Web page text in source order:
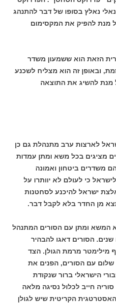
נאלץ בסופו של דבר להתנהג
מנת להפיק את המקסימום
הזאת הוא ששמעון משדר
ובאופן זה הוא מצליח לשכנע
מנת להשיג את התוצאה
לארצות ערב מתנהלת גם כן
מציגים בכל משא ומתן עמדות
משדרים ביטחון ואמונה
כי לעולם לא יוותרו על
ישראל להיכנע לסחטנות
מן החדר בלא לקבל דבר.
המשא ומתן עם הסורים המתנהל
הסורים דאגו להבהיר
מילימטר מרמת הגולן. הצד
עם הסורים, הפנים את
הישראלי ברור שנקודת
חייב לכלול נסיגה מלאה
הקריטית שיש לגולן